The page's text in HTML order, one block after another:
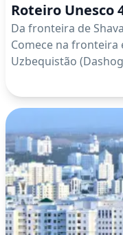
Roteiro Unesco
Da fronteira de
Comece na
Uzbequistão
recepção, seguido
Urgench, Patrimônio
adentre o deserto
impressionante
como a “Porta do
capital de mármore
Depois, vá para
Merv, uma antiga
a viagem dirigindo
fronteira com o